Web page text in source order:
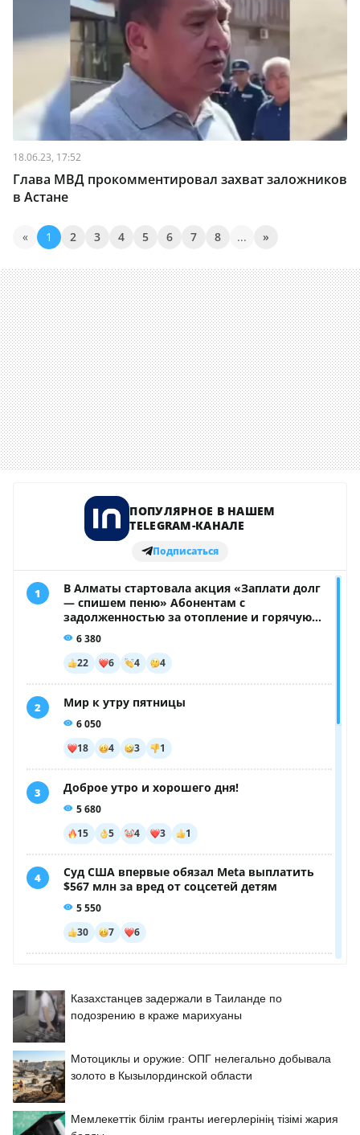
18.06.23, 17:52
Глава МВД прокомментировал захват заложников
в Астане
« 1 2 3 4 5 6 7 8 ... »
Казахстанцев задержали в Таиланде по
подозрению в краже марихуаны
Мотоциклы и оружие: ОПГ нелегально добывала
золото в Кызылординской области
Мемлекеттік білім гранты иегерлерінің тізімі жария